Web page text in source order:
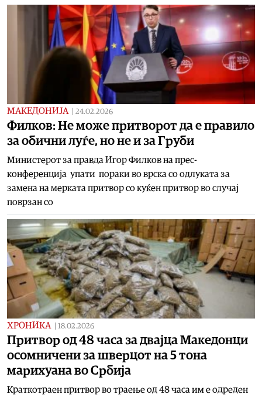
МАКЕДОНИЈА 24.02.2026
Филков: Не може притворот да е правило
за обични луѓе, но не и за Груби
Министерот за правда Игор Филков на прес-
конференција упати пораки во врска со одлуката за
замена на мерката притвор со куќен притвор во случај
поврзан со
ХРОНИКА 18.02.2026
Притвор од 48 часа за двајца Македонци
осомничени за шверцот на 5 тона
марихуана во Србија
Краткотраен притвор во траење од 48 часа им е одреден